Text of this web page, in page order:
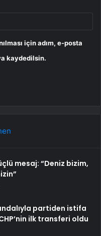
için adım, e-posta
kaydedilsin.
mesaj: “Deniz bizim,
partiden istifa
ilk transferi oldu